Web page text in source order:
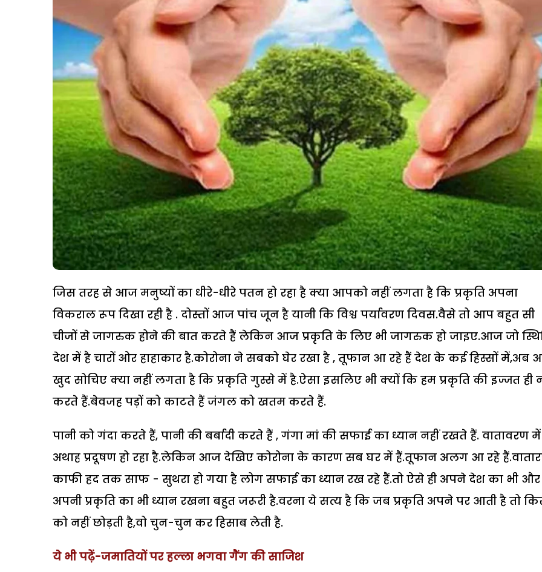
जिस तरह से आज मनुष्यों का धीरे-धीरे पतन हो रहा है क्या आपको नहीं लगता है कि प्रकृति अपना
विकराल रूप दिखा रही है . दोस्तों आज पांच जून है यानी कि विश्व पर्यावरण दिवस.वैसे तो आप बहुत सी
चीजों से जागरुक होने की बात करते हैं लेकिन आज प्रकृति के लिए भी जागरुक हो जाइए.आज जो
देश में है चारों ओर हाहाकार है.कोरोना ने सबको घेर रखा है , तूफान आ रहे हैं देश के कई हिस्सों में,अब
खुद सोचिए क्या नहीं लगता है कि प्रकृति गुस्से में है.ऐसा इसलिए भी क्यों कि हम प्रकृति की इज्जत ही
करते हैं.बेवजह पड़ों को काटते हैं जंगल को खतम करते हैं.
पानी को गंदा करते हैं, पानी की बर्बादी करते हैं , गंगा मां की सफाई का ध्यान नहीं रखते हैं. वातावरण में
अथाह प्रदूषण हो रहा है.लेकिन आज देखिए कोरोना के कारण सब घर में हैं.तूफान अलग आ रहे
काफी हद तक साफ - सुथरा हो गया है लोग सफाई का ध्यान रख रहे हैं.तो ऐसे ही अपने देश का भी और
अपनी प्रकृति का भी ध्यान रखना बहुत जरूरी है.वरना ये सत्य है कि जब प्रकृति अपने पर आती है तो
को नहीं छोड़ती है,वो चुन-चुन कर हिसाब लेती है.
ये भी पढ़ें-जमातियों पर हल्ला भगवा गैंग की साजिश